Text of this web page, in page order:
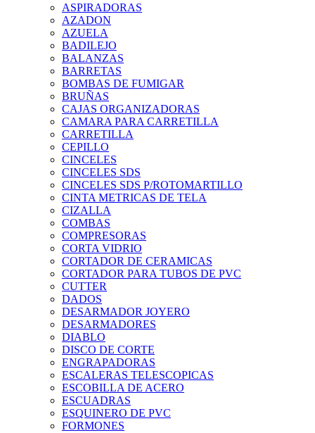
ASPIRADORAS
AZADON
AZUELA
BADILEJO
BALANZAS
BARRETAS
BOMBAS DE FUMIGAR
BRUÑAS
CAJAS ORGANIZADORAS
CAMARA PARA CARRETILLA
CARRETILLA
CEPILLO
CINCELES
CINCELES SDS
CINCELES SDS P/ROTOMARTILLO
CINTA METRICAS DE TELA
CIZALLA
COMBAS
COMPRESORAS
CORTA VIDRIO
CORTADOR DE CERAMICAS
CORTADOR PARA TUBOS DE PVC
CUTTER
DADOS
DESARMADOR JOYERO
DESARMADORES
DIABLO
DISCO DE CORTE
ENGRAPADORAS
ESCALERAS TELESCOPICAS
ESCOBILLA DE ACERO
ESCUADRAS
ESQUINERO DE PVC
FORMONES